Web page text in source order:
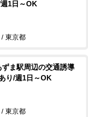
1日～OK
東京都
ずま駅周辺の交通誘導
り/週1日～OK
東京都